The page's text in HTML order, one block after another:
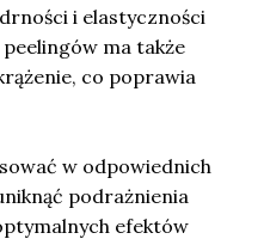
i elastyczności
ma także
co poprawia
w odpowiednich
podrażnienia
efektów